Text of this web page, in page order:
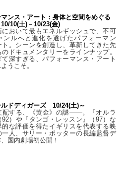
ンス・アート：身体と空間をめぐる
10(土)－10/23(金)
において最もエネルギッシュで、不可
ンルへと進化を遂げたパフォーマン
ト。シーンを創造し、革新してきた先
ドキュメンタリーをラインナップ。
て深すぎる、パフォーマンス・アート
うこそ。
ルドディガーズ 10/24(土)～
配する、《黄金》の謎――。『オルラ
92）や『タンゴ・レッスン』（97）な
的な評価を得たイギリスを代表する映
一人、サリー・ポッターの長編監督デ
国内劇場初公開！